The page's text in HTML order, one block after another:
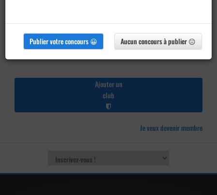
Ajouter un
club
Je veux devenir membre
Publier votre concours 😀 Aucun concours à publier 😐